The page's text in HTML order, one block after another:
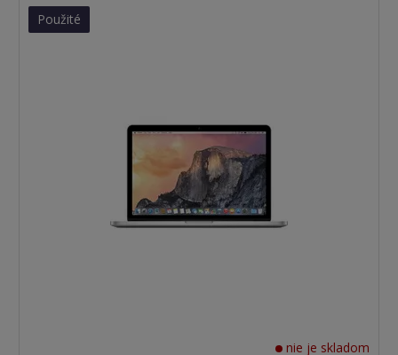
Použité
nie je skladom